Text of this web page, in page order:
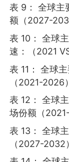
表 9： 全球主
额（2027-
表 10： 全球
速：（2021
表 11： 全球
（2021-2026
表 12： 全球
场份额（
表 13： 全球
（2027-2032